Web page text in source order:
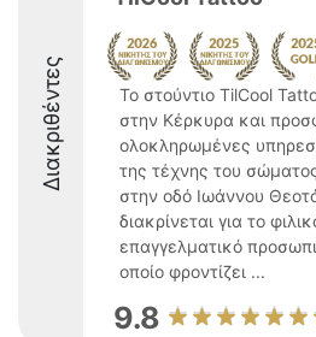
Διακριθέντες
Το στούντιο TilCool
στην Κέρκυρα και
ολοκληρωμένες
της τέχνης του
στην οδό Ιωάννου
διακρίνεται για το
επαγγελματικό
οποίο φροντίζει ...
9.8